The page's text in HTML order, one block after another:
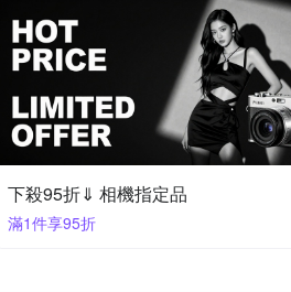
下殺95折⇓ 相機指定品
滿1件享95折